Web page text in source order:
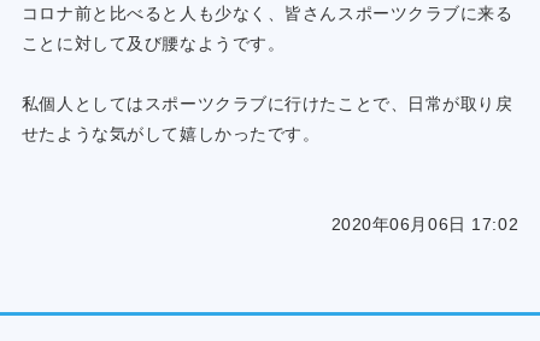
お問合せ／Contact us
コロナ前と比べると人も少なく、皆さんスポーツクラブに来る
ことに対して及び腰なようです。
私個人としてはスポーツクラブに行けたことで、日常が取り戻
せたような気がして嬉しかったです。
2020年06月06日 17:02